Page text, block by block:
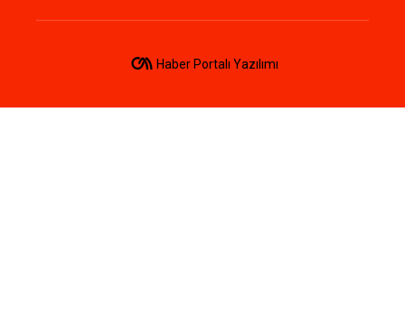
Haber Portalı Yazılımı